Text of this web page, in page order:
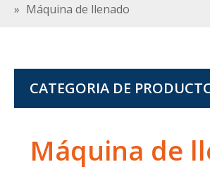
» Máquina de llenado
CATEGORIA DE
Máquina de